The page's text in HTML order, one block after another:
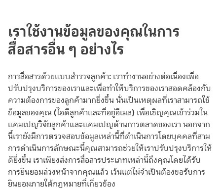
เราใช้งานข้อมูลของคุณในการ
สื่อสารอื่น ๆ อย่างไร
การสื่อสารด้วยแบบสำรวจลูกค้า:เราทำงานอย่างต่อเนื่องเพื่อ
ปรับปรุงบริการของเราและเพื่อทำให้บริการของเราสอดคล้องกับ
ความต้องการของลูกค้ามากยิ่งขึ้น นั่นเป็นเหตุผลที่เราสามารถใช้
ข้อมูลของคุณ(ไอดีลูกค้าและที่อยู่อีเมล) เพื่อเชิญคุณเข้าร่วมใน
แคมเปญวิจัยลูกค้าและแคมเปญด้านการตลาดของเรา นอกจาก
นี้เรายังมีการตรวจสอบข้อมูลเหล่านี้ที่ดำเนินการโดยบุคคลที่สาม
การดำเนินการลักษณะนี้คุณสามารถช่วยให้เราปรับปรุงบริการให้
ดียิ่งขึ้น เราเพียงส่งการสื่อสารประเภทเหล่านี้ถึงคุณโดยได้รับ
การยินยอมล่วงหน้าจากคุณแล้ว เว้นแต่ไม่จำเป็นต้องขอรับการ
ยินยอมภายใต้กฎหมายที่เกี่ยวข้อง